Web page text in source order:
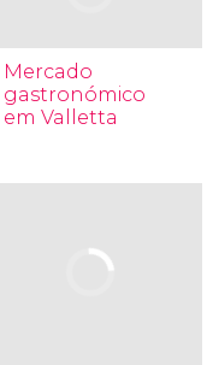
Mercado
gastronómico
em Valletta